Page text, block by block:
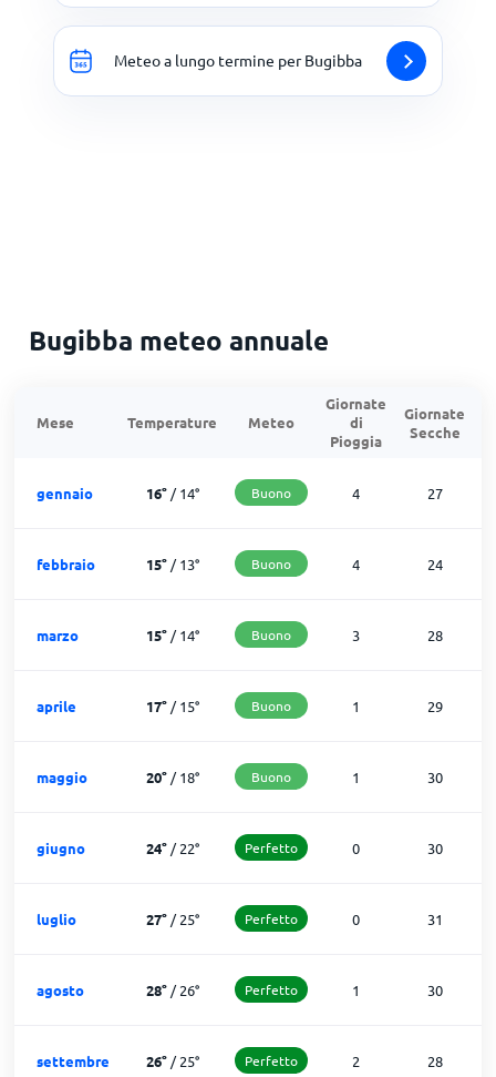
Meteo a lungo termine per Bugibba
Bugibba meteo annuale
Mese Temperature Meteo
Giornate
di
Pioggia
Giornate
Secche
gennaio 16°/14° Buono 4 27
febbraio 15°/13° Buono 4 24
marzo 15°/14° Buono 3 28
aprile 17°/15° Buono 1 29
maggio 20°/18° Buono 1 30
giugno 24°/22° Perfetto 0 30
luglio 27°/25° Perfetto 0 31
agosto 28°/26° Perfetto 1 30
settembre 26°/25° Perfetto 2 28